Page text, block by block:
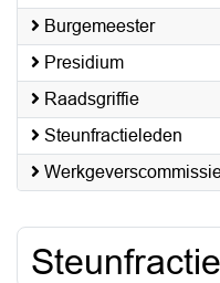
Burgemeester
Presidium
Raadsgriffie
Steunfractieleden